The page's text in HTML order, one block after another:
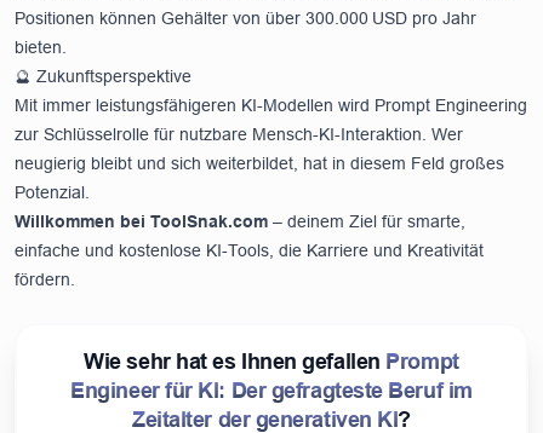
Positionen können Gehälter von über 300.000 USD pro Jahr
bieten.
🔮 Zukunftsperspektive
Mit immer leistungsfähigeren KI-Modellen wird Prompt Engineering
zur Schlüsselrolle für nutzbare Mensch-KI-Interaktion. Wer
neugierig bleibt und sich weiterbildet, hat in diesem Feld großes
Potenzial.
Willkommen bei ToolSnak.com – deinem Ziel für smarte,
einfache und kostenlose KI-Tools, die Karriere und Kreativität
fördern.
Wie sehr hat es Ihnen gefallen Prompt
Engineer für KI: Der gefragteste Beruf im
Zeitalter der generativen KI?